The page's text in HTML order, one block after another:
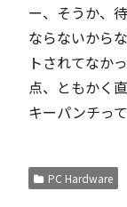
ー、そうか、
ならないから
トされてなか
点、ともかく
キーパンチっ
PC Hardware